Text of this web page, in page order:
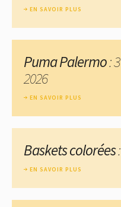
EN SAVOIR PLUS
Puma Palermo:
2026
EN SAVOIR PLUS
Baskets colorées
EN SAVOIR PLUS